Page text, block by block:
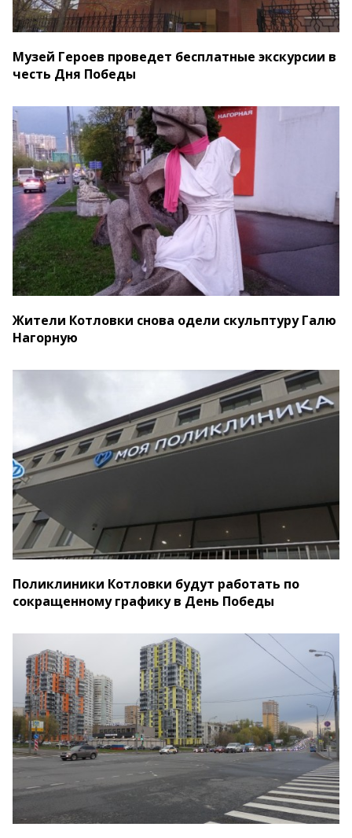
Музей Героев проведет бесплатные экскурсии в
честь Дня Победы
Жители Котловки снова одели скульптуру Галю
Нагорную
Поликлиники Котловки будут работать по
сокращенному графику в День Победы